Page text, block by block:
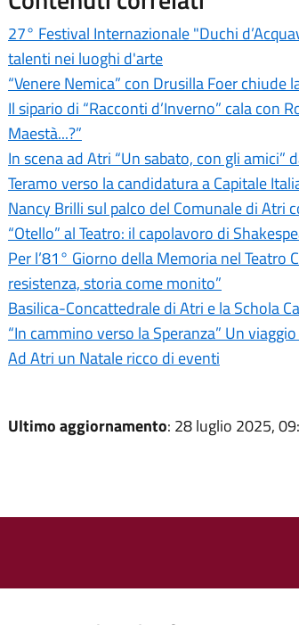
27° Festival Internazionale "Duchi
talenti nei luoghi d'arte
“Venere Nemica” con Drusilla Foer
Il sipario di “Racconti d’Inverno” cala con
Maestà...?”
In scena ad Atri “Un sabato, con gli amici”
Teramo verso la candidatura a Capitale
Nancy Brilli sul palco del Comunale di Atri
“Otello” al Teatro: il capolavoro di
Per l’81° Giorno della Memoria nel
resistenza, storia come monito”
Basilica-Concattedrale di Atri e la Schola
“In cammino verso la Speranza” Un
Ad Atri un Natale ricco di eventi
Ultimo aggiornamento: 28 luglio 2025,